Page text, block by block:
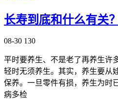
长寿到底和什么有关
08-30 130
平时要养生、不是老了再养生许
轻时无须养生。其实，养生要从
保养。一旦零件有损，养生为时
病多检